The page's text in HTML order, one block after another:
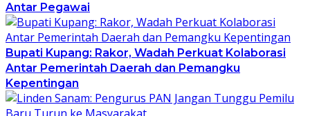
Antar Pegawai
Bupati Kupang: Rakor, Wadah Perkuat Kolaborasi
Antar Pemerintah Daerah dan Pemangku
Kepentingan